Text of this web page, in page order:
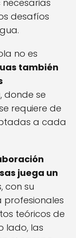
desafíos
no es
también
, donde se
requiere de
a cada
juega un
con su
teóricos de
lado, las